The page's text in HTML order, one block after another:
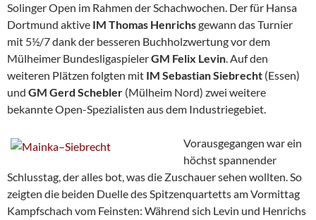
Solinger Open im Rahmen der Schachwochen. Der für Hansa
Dortmund aktive IM Thomas Henrichsgewann das Turnier
mit 5½/7 dank der besseren Buchholzwertung vor dem
Mülheimer BundesligaspielerGM Felix Levin. Auf den
weiteren Plätzen folgten mit IM SebastianSiebrecht (Essen)
und GM Gerd Schebler (Mülheim Nord) zwei weitere
bekannte Open-Spezialisten aus dem Industriegebiet.
Vorausgegangen war ein
höchst spannender
Schlusstag, der alles bot, was die Zuschauer sehen wollten. So
zeigten die beiden Duelle des Spitzenquartetts am Vormittag
Kampfschach vom Feinsten: Während sich Levin und Henrichs